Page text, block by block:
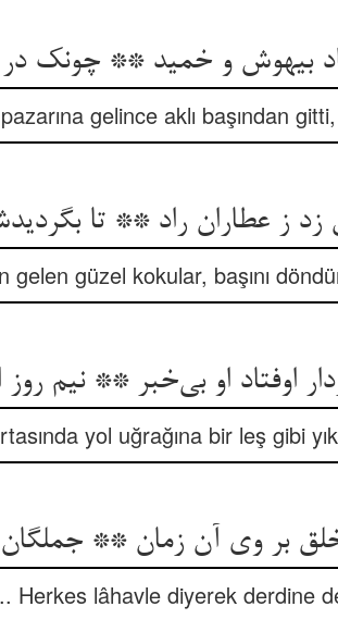
بیهوش و خمید ** چونک در
gelince aklı başından gitti,
ز عطاران راد ** تا
gelen güzel kokular, başını
اوفتاد او بی‌خبر ** نیم روز
yol uğrağına bir leş gibi
بر وی آن زمان ** جملگان
Herkes lâhavle diyerek derdine